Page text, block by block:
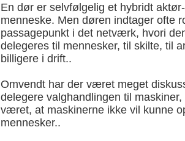
En dør er selvfølgelig et hybridt
menneske. Men døren indtager ofte
passagepunkt i det netværk, hvori
delegeres til mennesker, til skilte, til
billigere i drift..
Omvendt har der været meget
delegere valghandlingen til
været, at maskinerne ikke vil kunne
mennesker..